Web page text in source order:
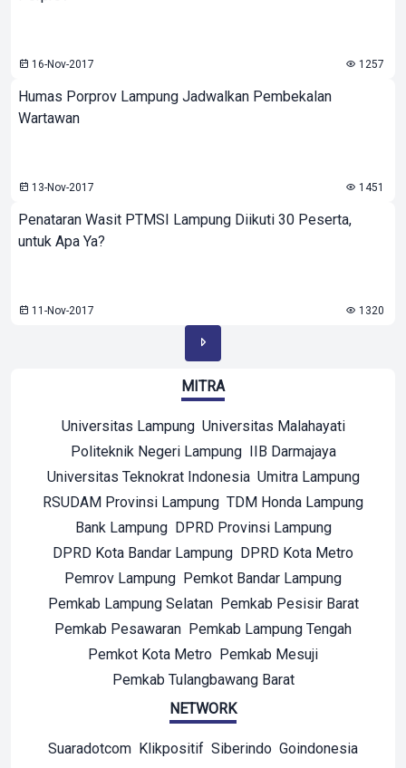
16-Nov-2017 1257
Humas Porprov Lampung Jadwalkan Pembekalan
Wartawan
13-Nov-2017 1451
Penataran Wasit PTMSI Lampung Diikuti 30 Peserta,
untuk Apa Ya?
11-Nov-2017 1320
MITRA
Universitas Lampung Universitas Malahayati
Politeknik Negeri Lampung IIB Darmajaya
Universitas Teknokrat Indonesia Umitra Lampung
RSUDAM Provinsi Lampung TDM Honda Lampung
Bank Lampung DPRD Provinsi Lampung
DPRD Kota Bandar Lampung DPRD Kota Metro
Pemrov Lampung Pemkot Bandar Lampung
Pemkab Lampung Selatan Pemkab Pesisir Barat
Pemkab Pesawaran Pemkab Lampung Tengah
Pemkot Kota Metro Pemkab Mesuji
Pemkab Tulangbawang Barat
NETWORK
Suaradotcom Klikpositif Siberindo Goindonesia